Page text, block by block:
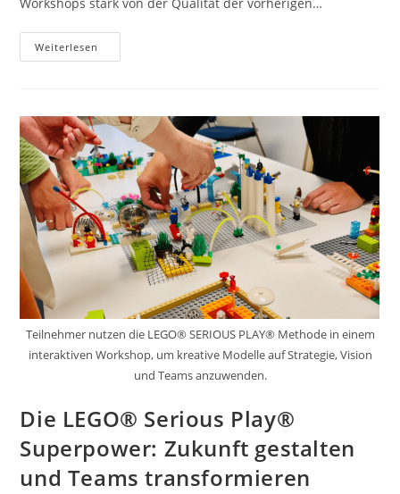
Weiterlesen
Effektive
LEGO®
Serious
Play®
Facilitators
Teilnehmer nutzen die LEGO® SERIOUS PLAY® Methode in einem
interaktiven Workshop, um kreative Modelle auf Strategie, Vision
und Teams anzuwenden.
Die LEGO® Serious Play®
Superpower: Zukunft gestalten
und Teams transformieren